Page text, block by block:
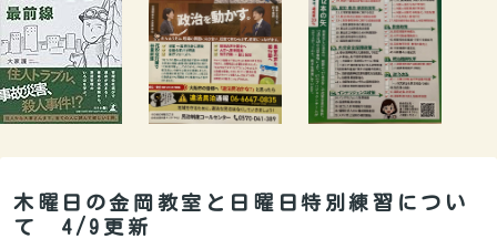
木曜日の金岡教室と日曜日特別練習につい
て 4/9更新